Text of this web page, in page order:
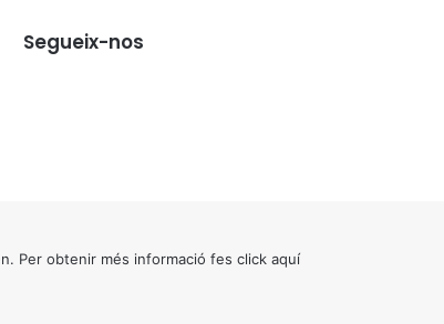
Segueix-nos
Per obtenir més informació fes click aquí